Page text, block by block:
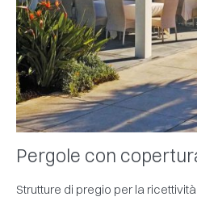
Pergole con
Strutture di pregio per la